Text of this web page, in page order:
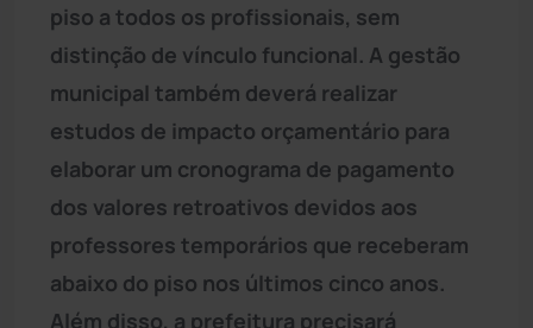
piso a todos os profissionais, sem
distinção de vínculo funcional. A gestão
municipal também deverá realizar
estudos de impacto orçamentário para
elaborar um cronograma de pagamento
dos valores retroativos devidos aos
professores temporários que receberam
abaixo do piso nos últimos cinco anos.
Além disso, a prefeitura precisará